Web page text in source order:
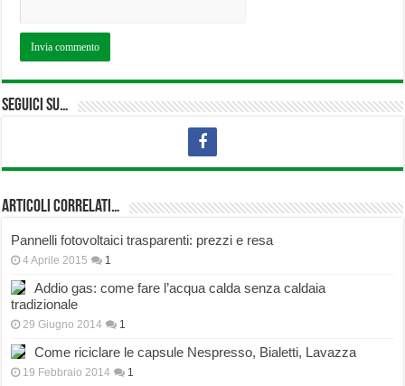
Seguici su…
Articoli correlati…
Pannelli fotovoltaici trasparenti: prezzi e resa
4 Aprile 2015 1
Addio gas: come fare l’acqua calda senza caldaia
tradizionale
29 Giugno 2014 1
Come riciclare le capsule Nespresso, Bialetti, Lavazza
19 Febbraio 2014 1